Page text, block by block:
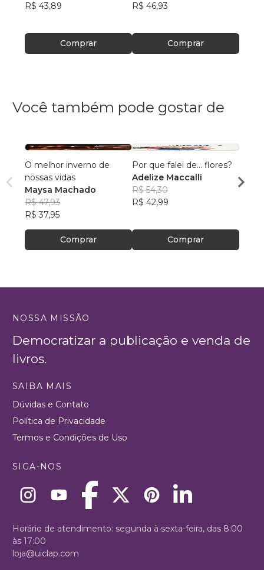
R$ 43,89
Comprar
R$ 46,93
Comprar
Você também pode gostar de
O melhor inverno de
nossas vidas
Maysa Machado
R$ 47,93
R$ 37,95
Comprar
Por que falei de... flores?
Adelize Maccalli
R$ 54,30
R$ 42,99
Comprar
Nilva
R$
NOSSA MISSÃO
Democratizar a publicação e venda de
livros.
SAIBA MAIS
Dúvidas e Contato
Política de Privacidade
Termos e Condições de Uso
SIGA-NOS
Horário de atendimento: segunda à sexta-feira, das 8:00
às 17:00
loja@uiclap.com